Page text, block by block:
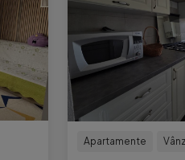
Apartamente